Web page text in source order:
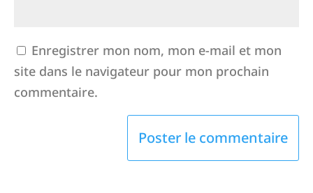
Enregistrer mon nom, mon e-mail et mon
site dans le navigateur pour mon prochain
commentaire.